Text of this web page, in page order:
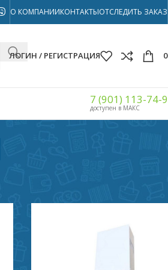
О КОМПАНИИКОНТАКТЫОТСЛЕДИТЬ ЗАКАЗ
ЛОГИН / РЕГИСТРАЦИЯ
7 (901) 113-74-
доступен в МАКС